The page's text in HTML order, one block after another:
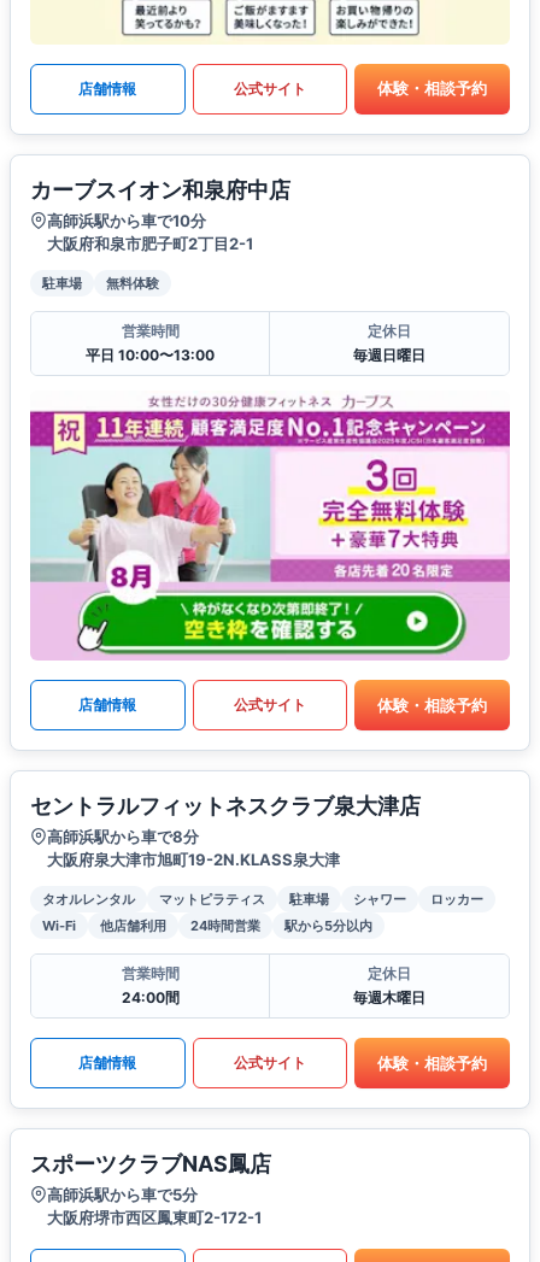
店舗情報 公式サイト 体験・相談予約
カーブスイオン和泉府中店
高師浜駅から車で10分
大阪府和泉市肥子町2丁目2-1
駐車場 無料体験
営業時間
平日 10:00〜13:00
定休日
毎週日曜日
店舗情報 公式サイト 体験・相談予約
セントラルフィットネスクラブ泉大津店
高師浜駅から車で8分
大阪府泉大津市旭町19-2N.KLASS泉大津
タオルレンタル マットピラティス 駐車場 シャワー
ロッカー
Wi-Fi
他店舗利用 24時間営業 駅から5分以内
営業時間
24:00間
定休日
毎週木曜日
店舗情報 公式サイト 体験・相談予約
スポーツクラブNAS鳳店
高師浜駅から車で5分
大阪府堺市西区鳳東町2-172-1